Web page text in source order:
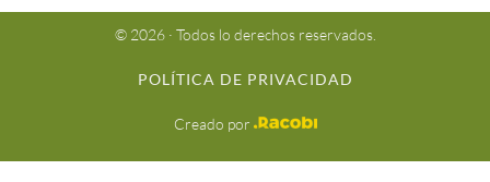
© 2026 · Todos lo derechos reservados.
POLÍTICA DE PRIVACIDAD
Creado por